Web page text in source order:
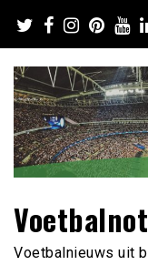
naar
de
inhoud
Voetbalnieuws uit